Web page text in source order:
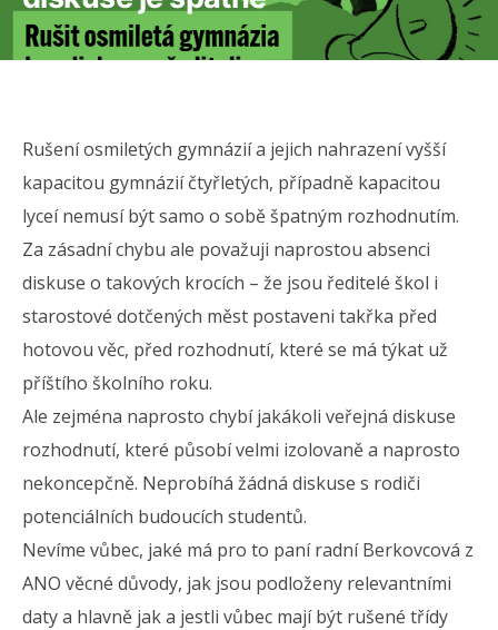
Rušení osmiletých gymnázií a jejich nahrazení vyšší
kapacitou gymnázií čtyřletých, případně kapacitou
lyceí nemusí být samo o sobě špatným rozhodnutím.
Za zásadní chybu ale považuji naprostou absenci
diskuse o takových krocích – že jsou ředitelé škol i
starostové dotčených měst postaveni takřka před
hotovou věc, před rozhodnutí, které se má týkat už
příštího školního roku.
Ale zejména naprosto chybí jakákoli veřejná diskuse
rozhodnutí, které působí velmi izolovaně a naprosto
nekoncepčně. Neprobíhá žádná diskuse s rodiči
potenciálních budoucích studentů.
Nevíme vůbec, jaké má pro to paní radní Berkovcová z
ANO věcné důvody, jak jsou podloženy relevantními
daty a hlavně jak a jestli vůbec mají být rušené třídy